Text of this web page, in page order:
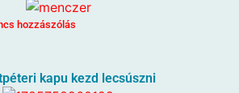
hozzászólás
kapu kezd lecsúszni